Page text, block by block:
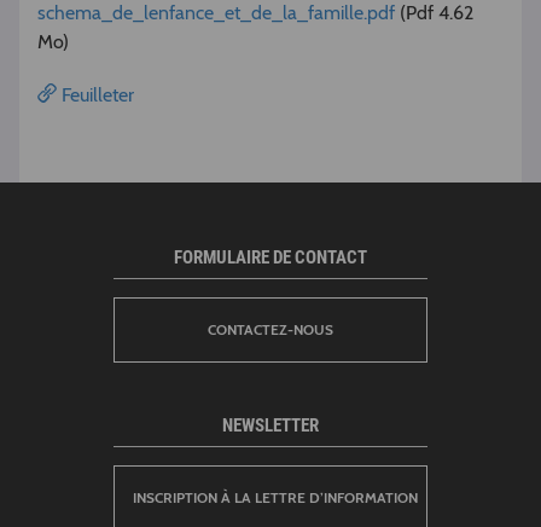
schema_de_lenfance_et_de_la_famille.pdf (Pdf 4.62
Mo)
Feuilleter
FORMULAIRE DE CONTACT
CONTACTEZ-NOUS
NEWSLETTER
INSCRIPTION À LA LETTRE D’INFORMATION